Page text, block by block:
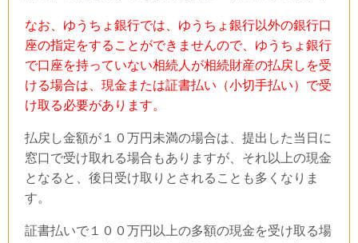
なお、ゆうちょ銀行では、ゆうちょ銀行以外の銀行口
座の指定をすることができませんので、ゆうちょ銀行
で口座を持っていない相続人が相続財産の払戻しを受
ける場合は、現金または証書払い（小切手払い）で受
け取る必要があります。
払戻し金額が１０万円未満の場合は、提出した当日に
窓口で受け取れる場合もありますが、それ以上の現金
となると、後日受け取りとされることも多くなりま
す。
証書払いで１００万円以上の多額の現金を受け取る場